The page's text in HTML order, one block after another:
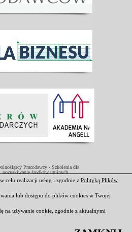
Pracodawcy - Szkolenia dla
pozyskiwanie środków unijnych.
Unię Europejską w ramach Europejskiego
Społecznego.
celu realizacji usług i zgodnie z Polityką Plików
lub dostępu do plików cookies w Twojej
na używanie cookie, zgodnie z aktualnymi